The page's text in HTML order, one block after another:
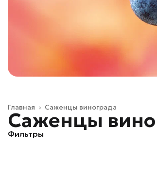
Саженцы винограда
Главная ›
Саженцы
Фильтры